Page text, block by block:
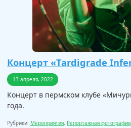
Концерт «Tardigrade
13 апреля, 2022
Концерт в пермском клубе
года.
Рубрики: Мероприятия, Репортажная фотография,